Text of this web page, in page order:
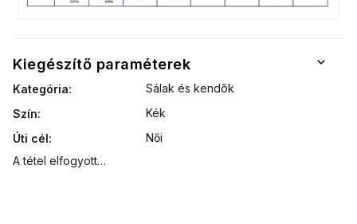
Kiegészítő paraméterek
Kategória:
Sálak és kendõk
Szín:
Kék
Úti cél:
Női
A tétel elfogyott…